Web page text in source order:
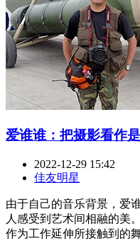
爱谁谁：把摄影看作
2022-12-29 15:42
佳友明星
由于自己的音乐背景，爱
人感受到艺术间相融的美
作为工作延伸所接触到的